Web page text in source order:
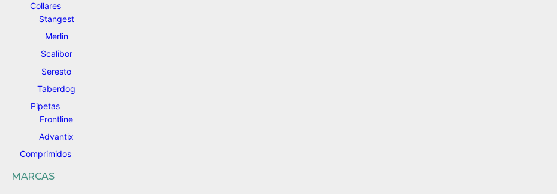
Collares
Stangest
Merlin
Scalibor
Seresto
Taberdog
Pipetas
Frontline
Advantix
Comprimidos
MARCAS